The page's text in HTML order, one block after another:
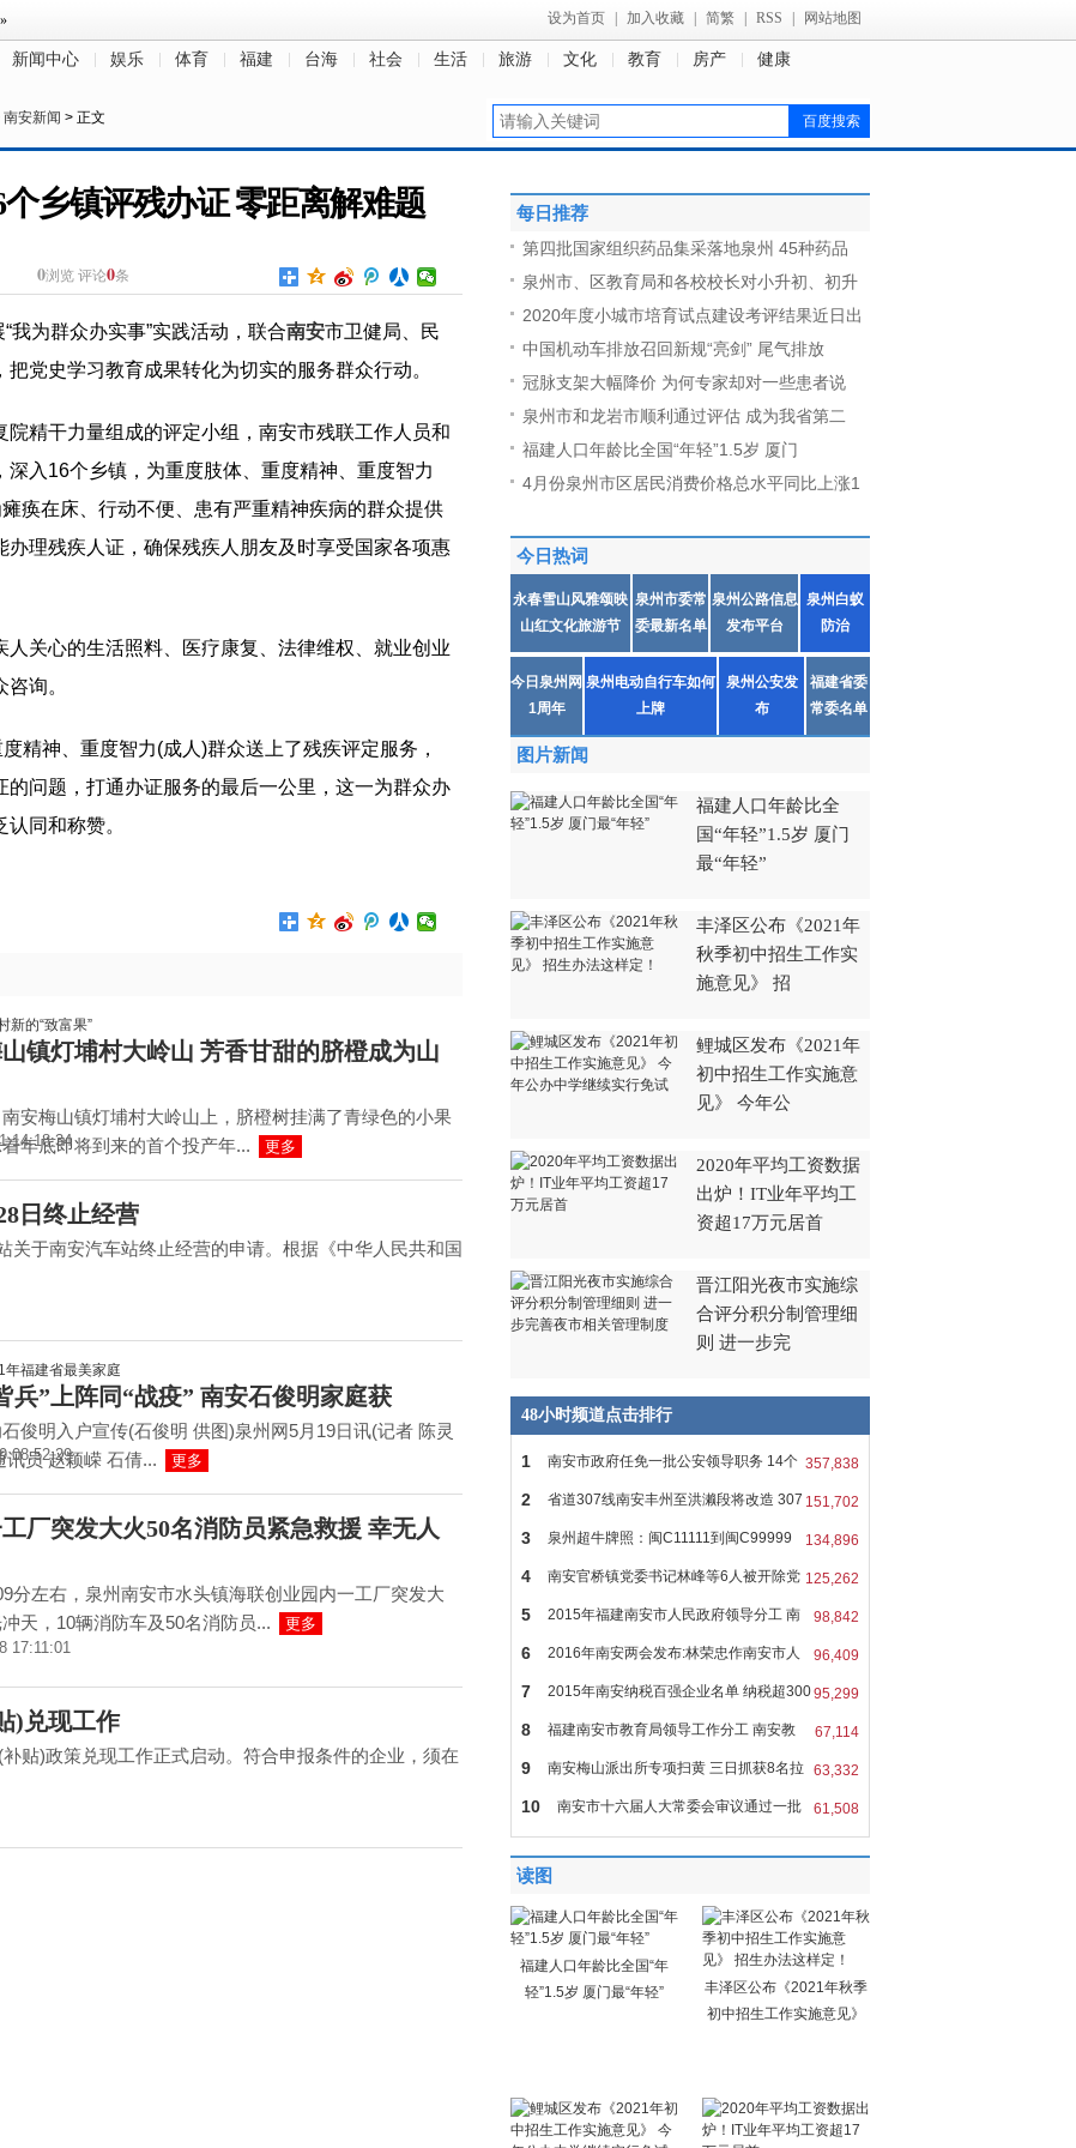
设为首页 加入收藏 简繁 RSS 网站地图
新闻中心 娱乐 体育 福建 台海 社会 生活 旅游 文化 教育 房产 健康
南安新闻 > 正文
乡镇评残办证 零距离解难题
0浏览 评论0条
我为群众办实事”实践活动，联合南安市卫健局、民
把党史学习教育成果转化为切实的服务群众行动。
精干力量组成的评定小组，南安市残联工作人员和
深入16个乡镇，为重度肢体、重度精神、重度智力
痪在床、行动不便、患有严重精神疾病的群众提供
理残疾人证，确保残疾人朋友及时享受国家各项惠
人关心的生活照料、医疗康复、法律维权、就业创业
询。
精神、重度智力(成人)群众送上了残疾评定服务，
的问题，打通办证服务的最后一公里，这一为群众办
同和称赞。
镇灯埔村大岭山 芳香甘甜的脐橙成为山
安梅山镇灯埔村大岭山上，脐橙树挂满了青绿色的小果
年底即将到来的首个投产年...
更多
14:18:34
日终止经营
关于南安汽车站终止经营的申请。根据《中华人民共和国
兵”上阵同“战疫” 南安石俊明家庭获
石俊明入户宣传(石俊明 供图)泉州网5月19日讯(记者 陈灵
讯员 赵颖嵘 石倩...
更多
08:52:29
厂突发大火50名消防员紧急救援 幸无人
分左右，泉州南安市水头镇海联创业园内一工厂突发大
天，10辆消防车及50名消防员...
更多
17:11:01
)兑现工作
贴)政策兑现工作正式启动。符合申报条件的企业，须在
每日推荐
第四批国家组织药品集采落地泉州 45种药品
泉州市、区教育局和各校校长对小升初、初升
2020年度小城市培育试点建设考评结果近日出
中国机动车排放召回新规“亮剑” 尾气排放
冠脉支架大幅降价 为何专家却对一些患者说
泉州市和龙岩市顺利通过评估 成为我省第二
福建人口年龄比全国“年轻”1.5岁 厦门
4月份泉州市区居民消费价格总水平同比上涨1
今日热词
永春雪山风雅颂映
山红文化旅游节
泉州市委常
委最新名单
泉州公路信息
发布平台
泉州白蚁
防治
今日泉州网
1周年
泉州电动自行车如何
上牌
泉州公安发
布
福建省委
常委名单
图片新闻
福建人口年龄比全
国“年轻”1.5岁 厦门
最“年轻”
丰泽区公布《2021年
秋季初中招生工作实
施意见》 招
鲤城区发布《2021年
初中招生工作实施意
见》 今年公
2020年平均工资数据
出炉！IT业年平均工
资超17万元居首
晋江阳光夜市实施综
合评分积分制管理细
则 进一步完
48小时频道点击排行
357,838
1 南安市政府任免一批公安领导职务 14个
151,702
2 省道307线南安丰州至洪濑段将改造 307
134,896
3 泉州超牛牌照：闽C11111到闽C99999
车牌 125,262
4 南安官桥镇党委书记林峰等6人被开除党
籍 98,842
5 2015年福建南安市人民政府领导分工 南
96,409
6 2016年南安两会发布:林荣忠作南安市人
民 95,299
7 2015年南安纳税百强企业名单 纳税超300
67,114
8 福建南安市教育局领导工作分工 南安教
63,332
9 南安梅山派出所专项扫黄 三日抓获8名拉
61,508
10 南安市十六届人大常委会审议通过一批
人
读图
福建人口年龄比全国“年
轻”1.5岁 厦门最“年轻”
丰泽区公布《2021年秋季
初中招生工作实施意见》